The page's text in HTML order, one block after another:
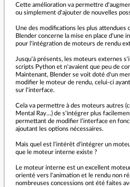
Cette amélioration va permettre
ou simplement d'ajouter de nouvelles
Une des modifications les plus attendues
Blender concerne la mise en place d'une
pour l'intégration de moteurs de rendu
Jusqu'à présents, les moteurs externes
scripts Python et n'avaient que peu de
Maintenant, Blender se voit doté d'un
modifier le moteur de rendu, celui-ci
sur l'interface.
Cela va permettre à des moteurs autres
Mental Ray…) de s'intégrer plus
permettant de modifier l'interface en
ajoutant les options nécessaires.
Mais quel est l'intérêt d'intégrer un
que le moteur interne existe ?
Le moteur interne est un excellent
orienté vers l'animation et le rendu non
nombreuses concessions ont été faites